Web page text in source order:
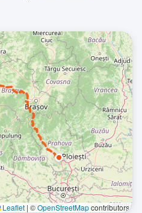
Leaflet | ©OpenStreetMapcontributors